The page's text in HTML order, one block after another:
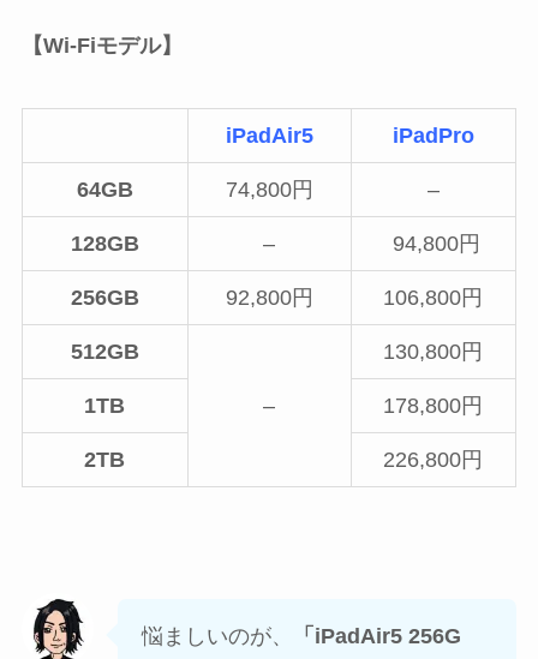
【Wi-Fiモデル】
iPadAir5 iPadPro
64GB 74,800円 –
128GB – 94,800円
256GB 92,800円 106,800円
512GB
–
130,800円
1TB 178,800円
2TB 226,800円
悩ましいのが、
「iPadAir5 256G